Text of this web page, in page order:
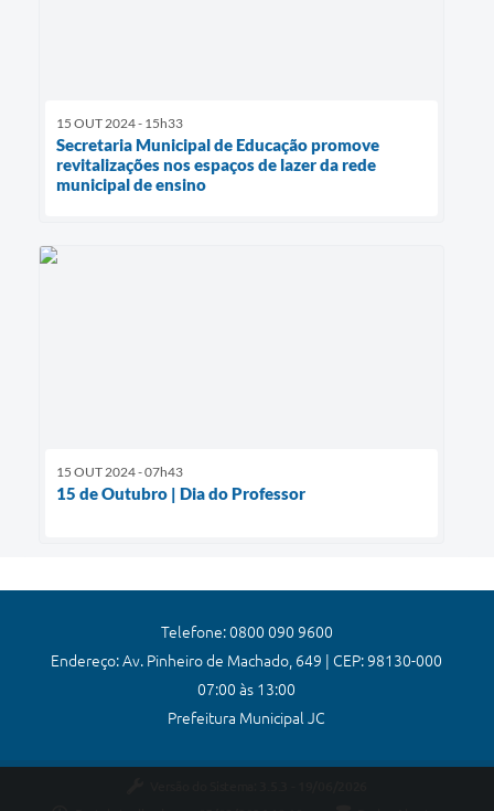
15 OUT 2024 - 15h33
Secretaria Municipal de Educação promove
revitalizações nos espaços de lazer da rede
municipal de ensino
15 OUT 2024 - 07h43
15 de Outubro | Dia do Professor
Telefone: 0800 090 9600
Endereço: Av. Pinheiro de Machado, 649 | CEP: 98130-000
07:00 às 13:00
Prefeitura Municipal JC